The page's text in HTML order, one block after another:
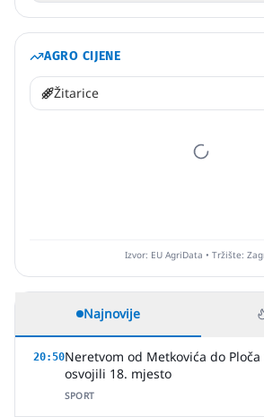
AGRO CIJENE
Žitarice
Izvor: EU AgriData • Tržište:
Najnovije
20:50Neretvom od Metkovića do
osvojili 18. mjesto
SPORT